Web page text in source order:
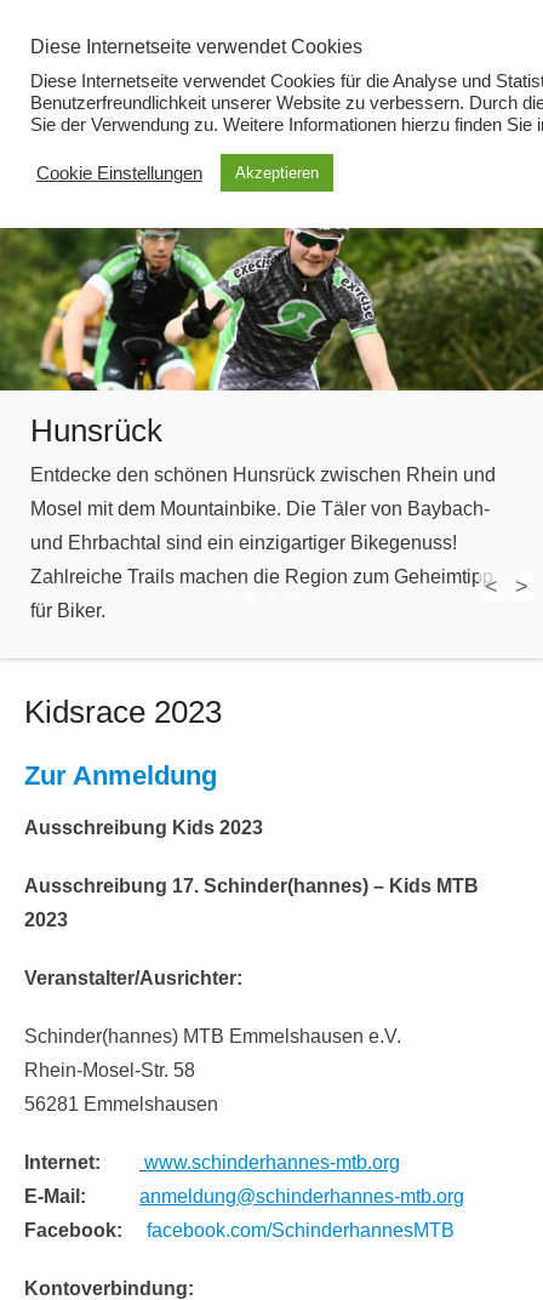
Inhalt
springen
Hunsrück
Entdecke den schönen Hunsrück zwischen Rhein und
Mosel mit dem Mountainbike. Die Täler von Baybach-
und Ehrbachtal sind ein einzigartiger Bikegenuss!
Zahlreiche Trails machen die Region zum Geheimtipp
für Biker.
Ausschreibung 17. Schinder(hannes) – Kids MTB
Schinder(hannes) MTB Emmelshausen e.V.
Rhein-Mosel-Str. 58
Internet:
www.schinderhannes-mtb.org
E-Mail:
anmeldung@schinderhannes-mtb.org
Diese Internetseite verwendet Cookies
Diese Internetseite verwendet Cookies für die Analyse und
Benutzerfreundlichkeit unserer Website zu verbessern. Durch
Sie der Verwendung zu. Weitere Informationen hierzu finden Sie
Cookie Einstellungen Akzeptieren